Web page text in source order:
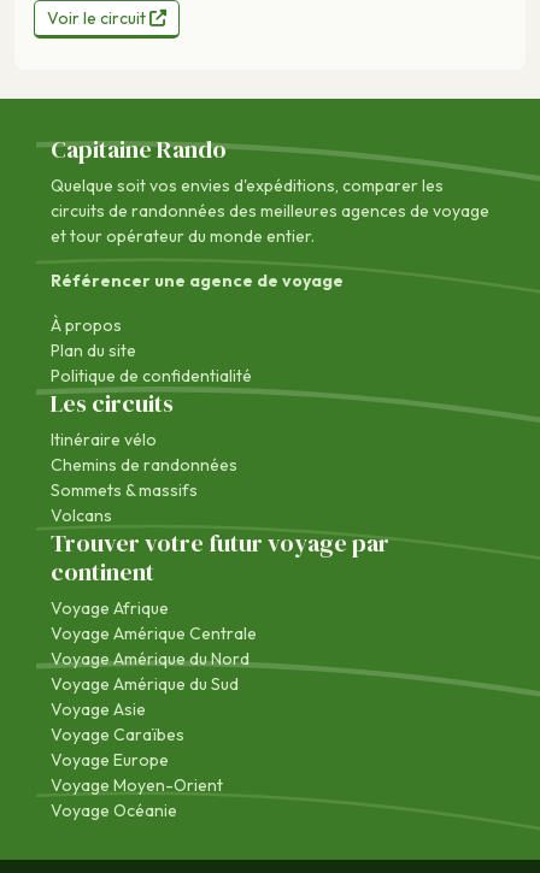
Voir le circuit
Capitaine Rando
Quelque soit vos envies d'expéditions, comparer les
circuits de randonnées des meilleures agences de voyage
et tour opérateur du monde entier.
Référencer une agence de voyage
À propos
Plan du site
Politique de confidentialité
Les circuits
Itinéraire vélo
Chemins de randonnées
Sommets & massifs
Volcans
Trouver votre futur voyage par
continent
Voyage Afrique
Voyage Amérique Centrale
Voyage Amérique du Nord
Voyage Amérique du Sud
Voyage Asie
Voyage Caraïbes
Voyage Europe
Voyage Moyen-Orient
Voyage Océanie